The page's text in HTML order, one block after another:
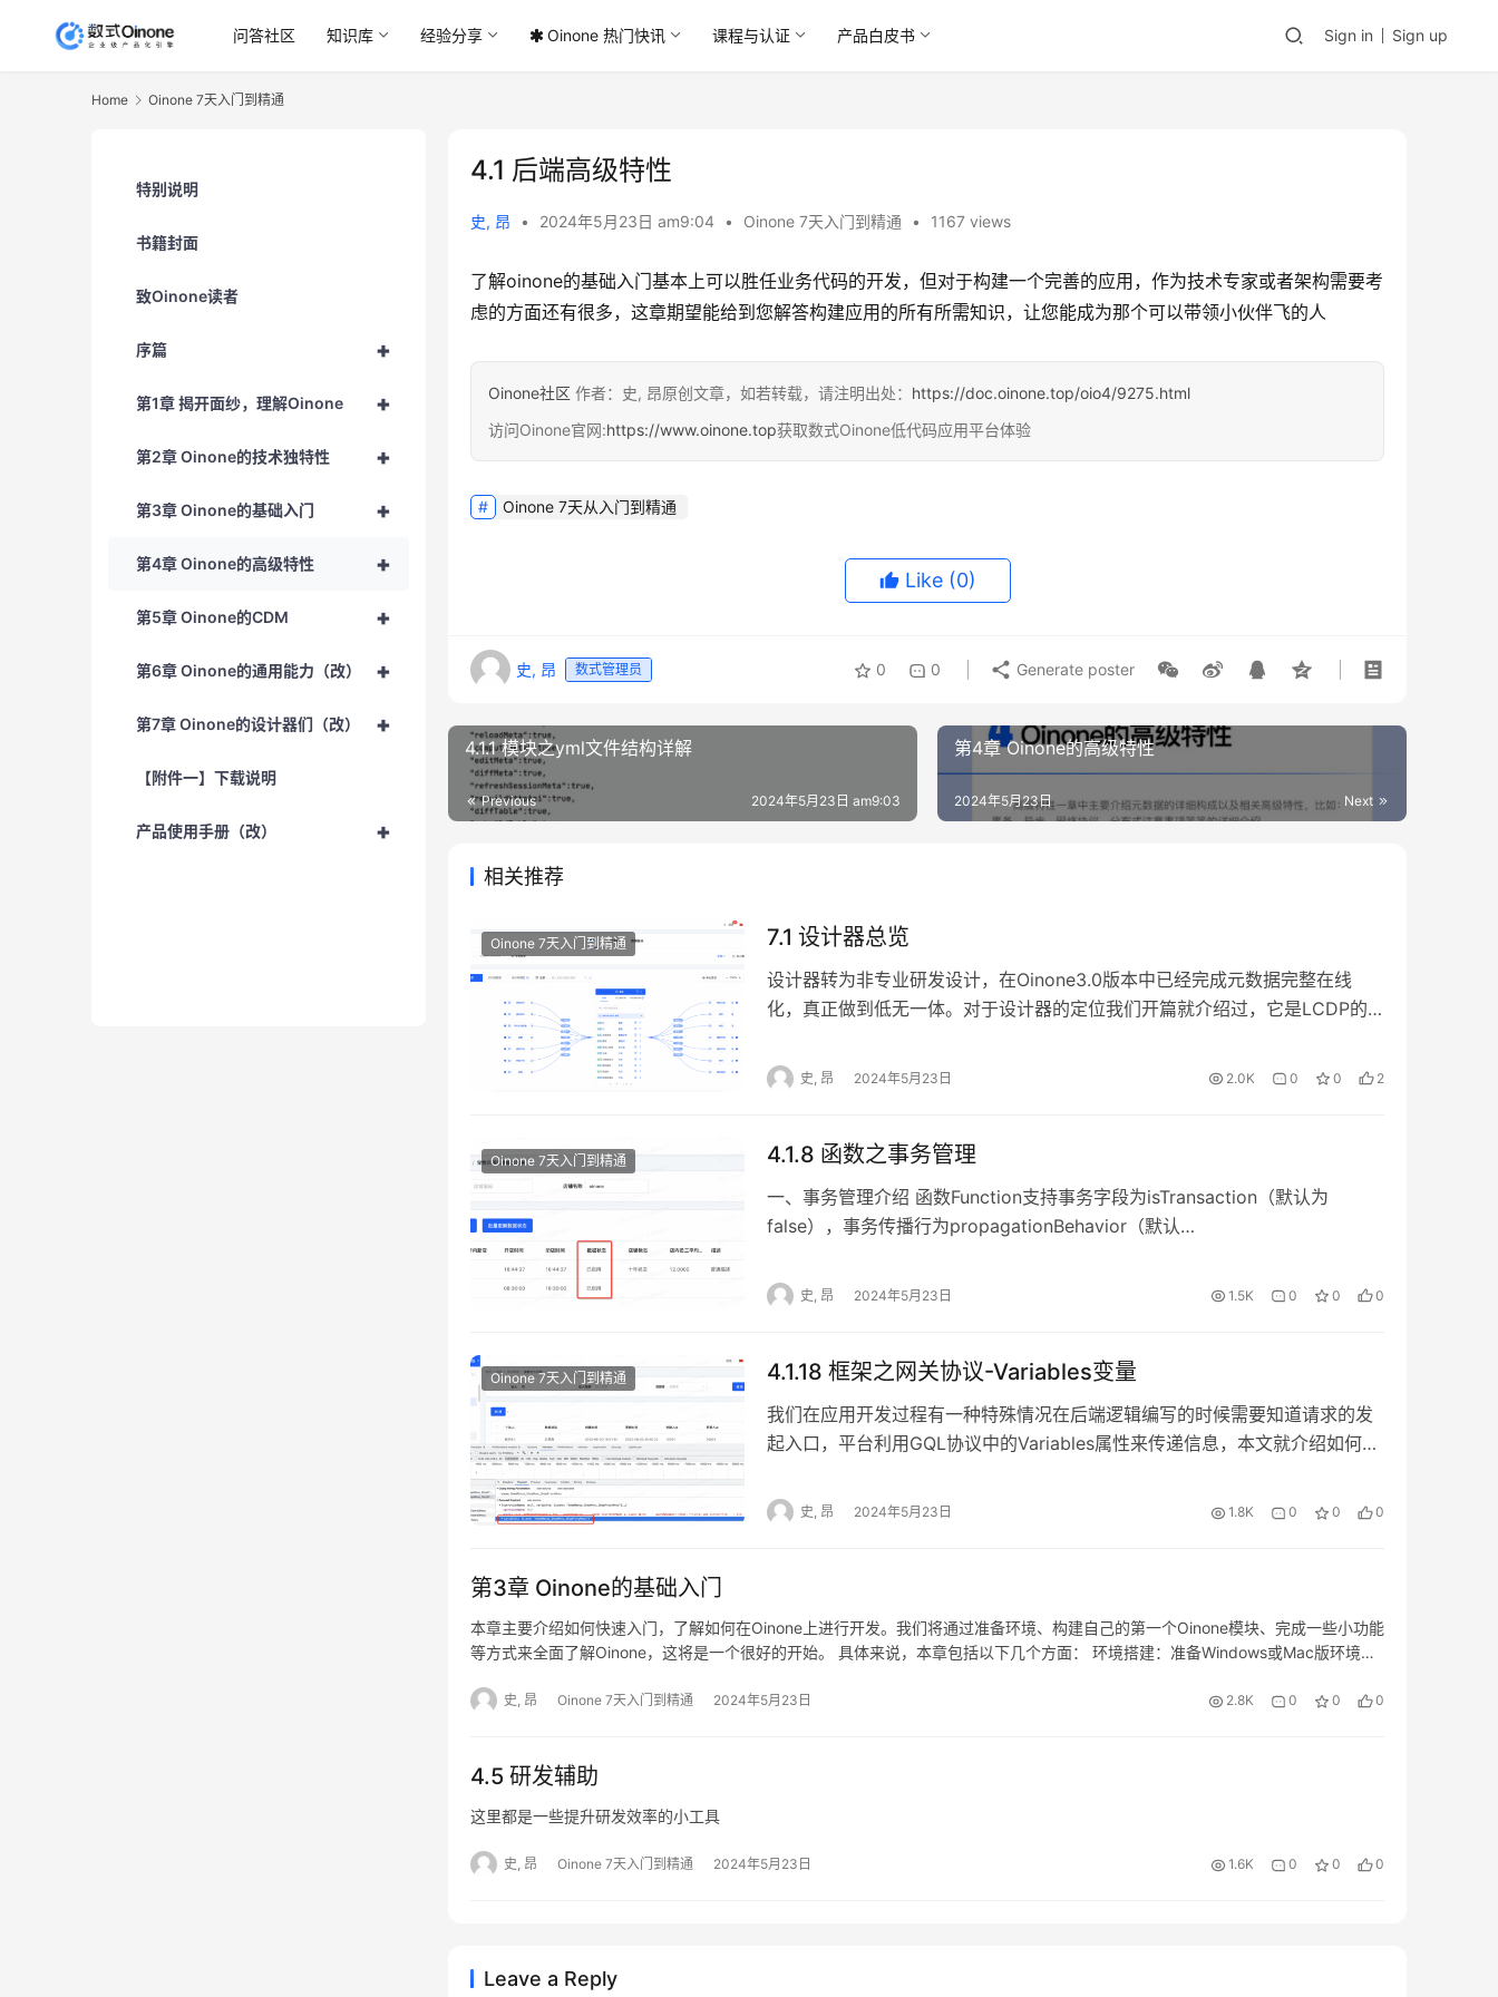
问答社区 知识库 经验分享 Oinone 热门快讯 课程与认证 产品白皮书 Sign in Sign up
Home Oinone 7天入门到精通
4.1 后端高级特性
史, 昂 • 2024年5月23日 am9:04 • Oinone 7天入门到精通 • 1167 views
了解oinone的基础入门基本上可以胜任业务代码的开发，但对于构建一个完善的应用，作为技术专家或者架构需要考
虑的方面还有很多，这章期望能给到您解答构建应用的所有所需知识，让您能成为那个可以带领小伙伴飞的人
Oinone社区 作者：史, 昂原创文章，如若转载，请注明出处： https://doc.oinone.top/oio4/9275.html
访问Oinone官网:https://www.oinone.top获取数式Oinone低代码应用平台体验
Oinone 7天从入门到精通
Like (0)
史, 昂 数式管理员 0 0 Generate poster
4.1.1 模块之yml文件结构详解
Previous 2024年5月23日 am9:03
第4章 Oinone的高级特性
Next
2024年5月23日
相关推荐
Oinone 7天入门到精通 7.1 设计器总览
设计器转为非专业研发设计，在Oinone3.0版本中已经完成元数据完整在线
化，真正做到低无一体。对于设计器的定位我们开篇就介绍过，它是LCDP的
目睹下设计器的一些产品页面，如您有想体验，可以在Oinone官网注册 模型设
前模型为核心视角展开，可以点击关联模型切换主视角。这样的好处在于突出
当前设计，聚焦设计本身。同时模型上预留了几个核心入口如：分类管理、继
承拓扑图、页面设计、逻辑设计等。另外我们在体验上区分了专家模式和经典
模式，顾名思义，专家模式的功能会更加丰富，对专业知识的要求也会更高。
计器 从图灵完备的角度上说，要支持功能越完备，使用越复杂。我们优先从图
中会类似模型设计器推出专家版和经典版。 界面设计器 界面设计器第一版会先
支撑后端页面在线自定义，后边将陆续推出前端页面、多端能力。为了支持多
端和2C页面的设计，我们对前后端协议做了比较大的改造。目前设计器已经支
持完全基于V3的前后端协议。 数据可视化 数据可视化支持从内部系统模型获
析工具。 与市场同类产品相比，我们的数据可视化产品：不需要前置维护数据
程提供了可自动执行的流程模型：通过定义流转过程中的各个动作、规则，以
此实现流程自动化。在Oinone流程设计器中，流程可以跨应用设计，不同应用
史, 昂 2024年5月23日 2.0K 0 0 2
Oinone 7天入门到精通 4.1.8 函数之事务管理
一、事务管理介绍 函数Function支持事务字段为isTransaction（默认为
false），事务传播行为propagationBehavior（默认
库默认的事务隔离级别），所以不会默认为函数添加事务。另外事务配置提供
全局配置。 平台事务管理兼容Spring声明式与编程式事务，支持多数据源事务
或分表操作，不会导致脏读。如果需要多数据源分布式事务，请使用
（@PamirsTransational(enableXa=true)）。分布式事务一般用于量小的跨模
块配置管理场景 使用方式 声明式事务，使用@PamirsTransactional注解在需
能一致。 编程式事务，使用PamirsTransactionTemplate即可。在非无代码场
一致. 隔离性 （isolation）:一个事务执行的过程中,不应该受到其他事务的干扰
持久性（durability） :事务一旦结束,数据就持久到数据库 事务隔离级别 事务
隔离级别指的是一个事务对数据的修改与另一个并行的事务的隔离程度，当多
有提交，数据库里面的账务余额肯定还是原始余额，这就是脏读 不可重复读 在
史, 昂 2024年5月23日 1.5K 0 0 0
Oinone 7天入门到精通 4.1.18 框架之网关协议-Variables变量
我们在应用开发过程有一种特殊情况在后端逻辑编写的时候需要知道请求的发
起入口，平台利用GQL协议中的Variables属性来传递信息，本文就介绍如何获
18-1 前端附带额外变量 图4-1-18-1 variables信息中的scene 二、后端如何接
pro.shushi.pamirs.demo.core.action; ……类引用
@Model.model(PetTalent.MODEL_MODEL) @Component public class
FunctionTypeEnum.QUERY)
System.out.println("scene: "+ scene); ……其他代码 } ……其他代码 } 图4-1-
史, 昂 2024年5月23日 1.8K 0 0 0
第3章 Oinone的基础入门
本章主要介绍如何快速入门，了解如何在Oinone上进行开发。我们将通过准备环境、构建自己的第一个Oinone模块、完成一些小功能
等方式来全面了解Oinone，这将是一个很好的开始。 具体来说，本章包括以下几个方面： 环境搭建：准备Windows或Mac版环境。
型来构建应用。 Oinone以函数为内在：了解Oinone函数的概念和如何使用函数来实现应用逻辑。 Oinone以交互为外在：了解
史, 昂 Oinone 7天入门到精通 2024年5月23日 2.8K 0 0 0
4.5 研发辅助
这里都是一些提升研发效率的小工具
史, 昂 Oinone 7天入门到精通 2024年5月23日 1.6K 0 0 0
Leave a Reply
特别说明
书籍封面
致Oinone读者
+
序篇
+
第1章 揭开面纱，理解Oinone
+
第2章 Oinone的技术独特性
+
第3章 Oinone的基础入门
+
第4章 Oinone的高级特性
+
第5章 Oinone的CDM
+
第6章 Oinone的通用能力（改）
+
第7章 Oinone的设计器们（改）
【附件一】下载说明
+
产品使用手册（改）